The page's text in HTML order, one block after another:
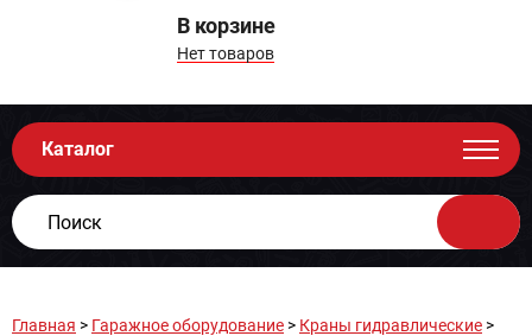
В корзине
Нет товаров
Каталог
Главная > Гаражное оборудование > Краны гидравлические >